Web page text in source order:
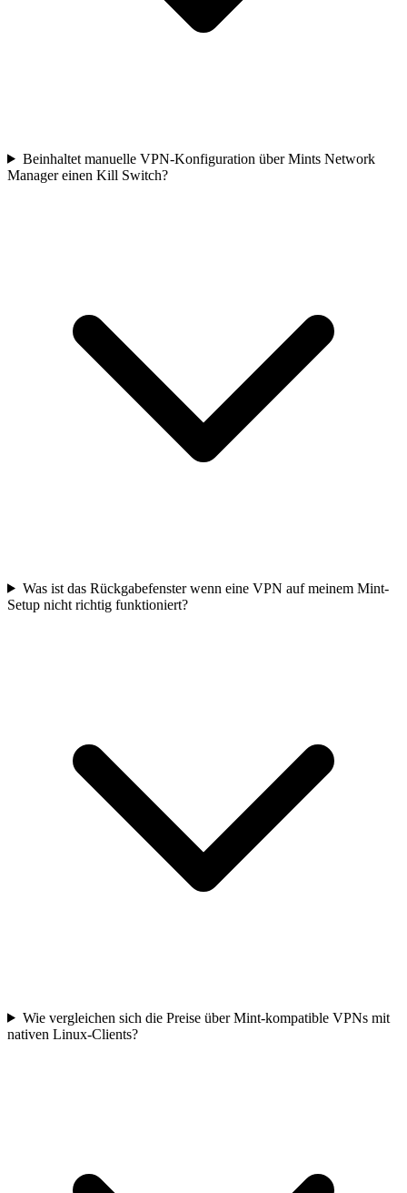
Beinhaltet manuelle VPN-Konfiguration über Mints Network
Manager einen Kill Switch?
Was ist das Rückgabefenster wenn eine VPN auf meinem Mint-
Setup nicht richtig funktioniert?
Wie vergleichen sich die Preise über Mint-kompatible VPNs mit
nativen Linux-Clients?